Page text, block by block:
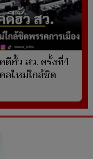
ฮั้ว สว. ครั้งที่4
ลใหม่ใกล้ชิด